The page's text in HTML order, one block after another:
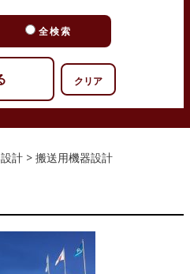
全検索
クリア
計 > 搬送用機器設計